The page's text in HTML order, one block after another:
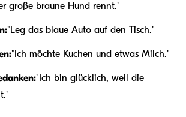
große braune Hund rennt."
"Leg das blaue Auto auf den Tisch."
"Ich möchte Kuchen und etwas Milch."
"Ich bin glücklich, weil die